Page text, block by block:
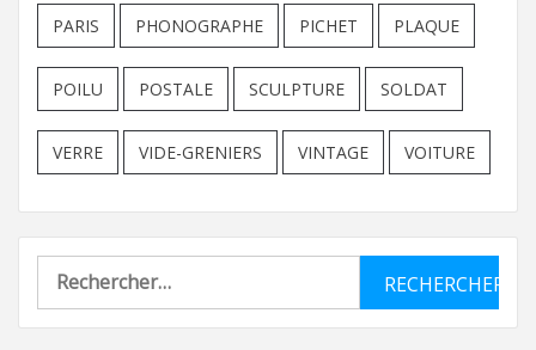
PARIS PHONOGRAPHE PICHET PLAQUE
POILU POSTALE SCULPTURE SOLDAT
VERRE VIDE-GRENIERS VINTAGE VOITURE
Rechercher :